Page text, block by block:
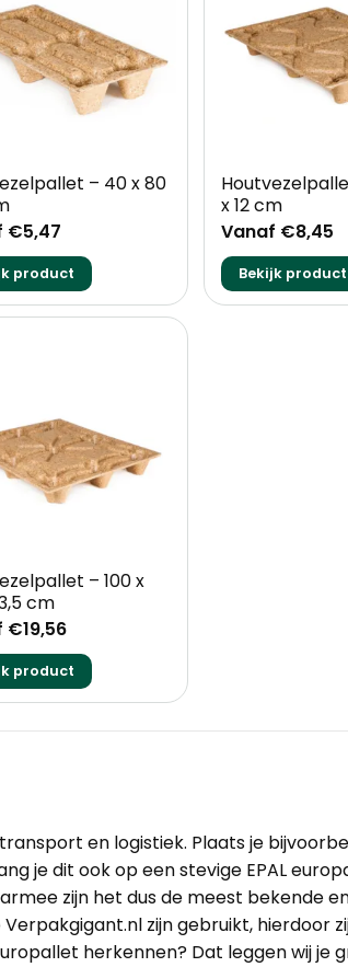
– 40 x 80
€5,47
product
x 12 cm
Vanaf €8,45
Bekijk product
– 100 x
cm
€19,56
product
en logistiek. Plaats je
je dit ook op een stevige EPAL
zijn het dus de meest bekende
zijn gebruikt, hierdoor
herkennen? Dat leggen wij